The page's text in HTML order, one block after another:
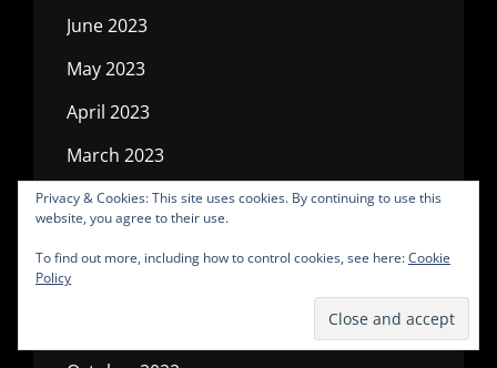
June 2023
May 2023
April 2023
March 2023
February 2023
December 2022
Privacy & Cookies: This site uses cookies. By continuing to use this
website, you agree to their use.
To find out more, including how to control cookies, see here:Cookie
Policy